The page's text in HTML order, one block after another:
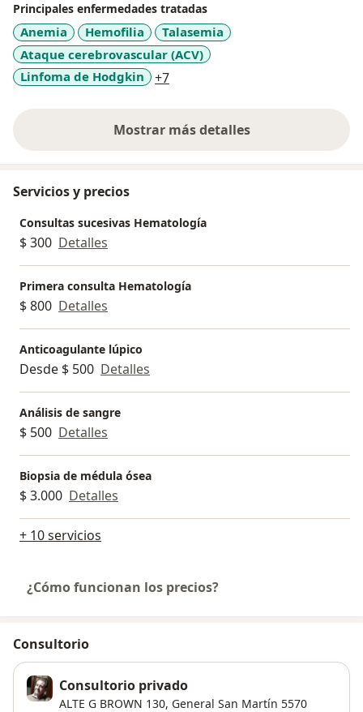
Principales enfermedades tratadas
Anemia Hemofilia
Talasemia
Ataque cerebrovascular (ACV)
Linfoma de Hodgkin
+7a11y_sr_more_diseases
Mostrar más detalles
sobre la experiencia
Servicios y precios
Consultas sucesivas Hematología
$ 300 Detalles
Primera consulta Hematología
$ 800 Detalles
Anticoagulante lúpico
Desde $ 500 Detalles
Análisis de sangre
$ 500 Detalles
Biopsia de médula ósea
$ 3.000 Detalles
+ 10 servicios
¿Cómo funcionan los precios?
Consultorio
Consultorio privado
ALTE G BROWN 130, General San Martín 5570